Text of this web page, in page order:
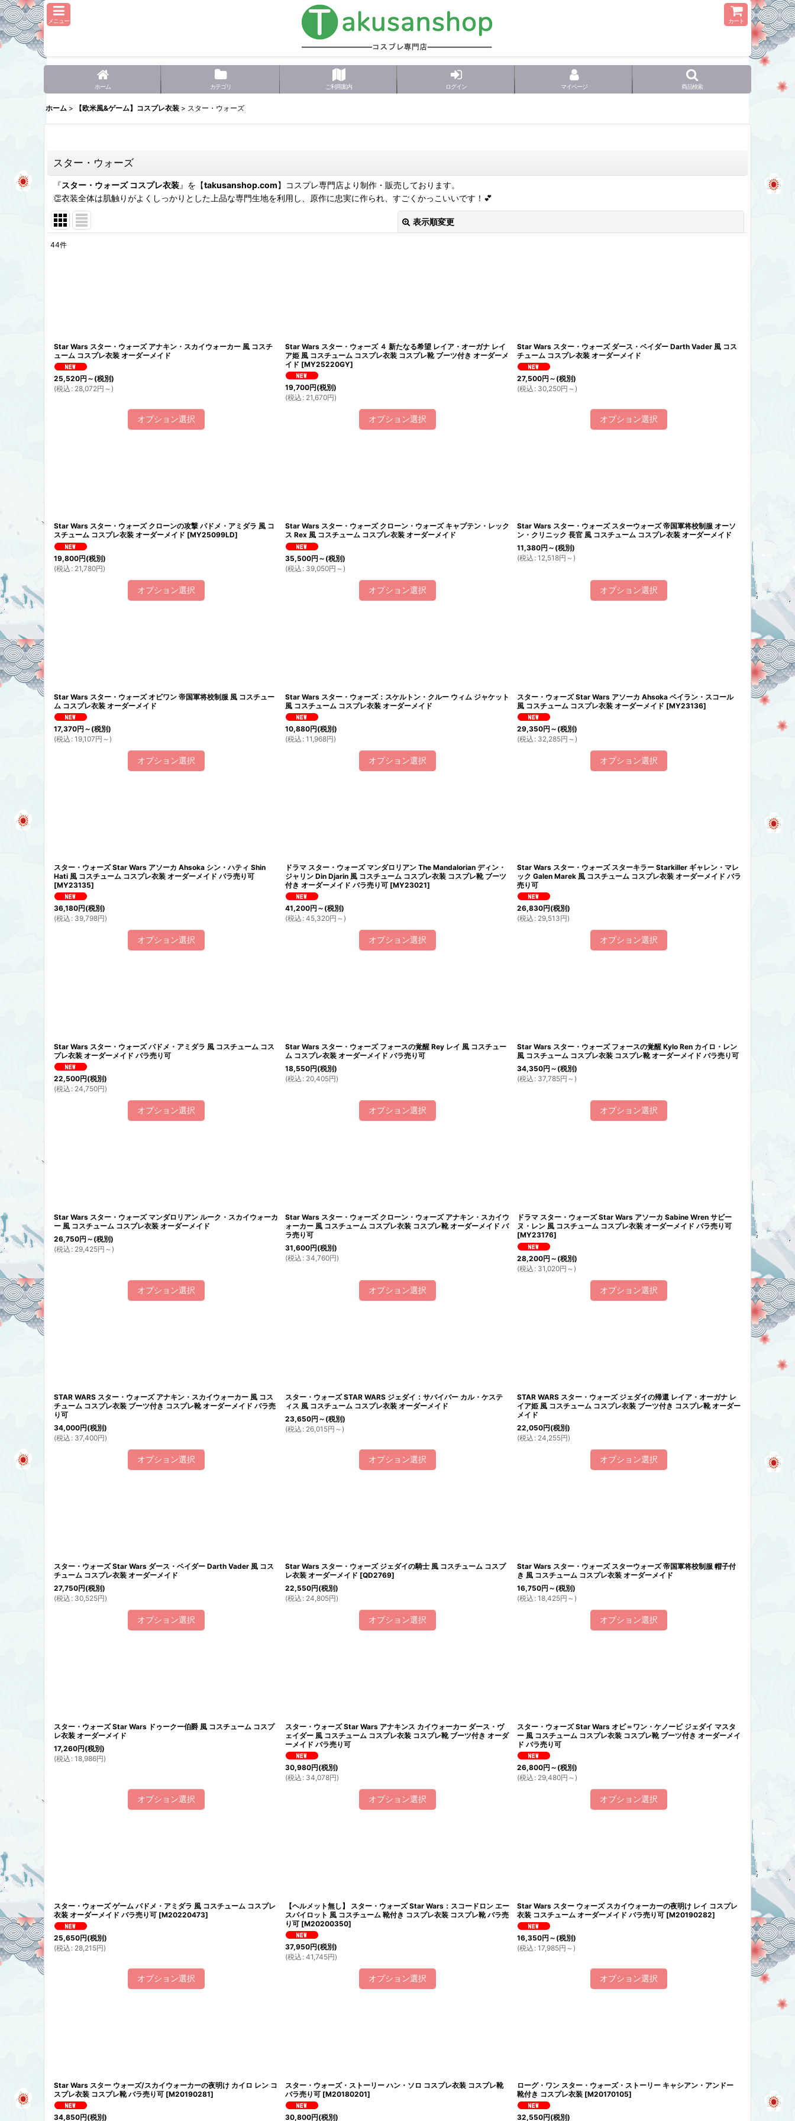
メニュー カート
ホーム カテゴリ ご利用案内 ログイン マイページ 商品検索
ホーム > 【欧米風&ゲーム】コスプレ衣装 > スター・ウォーズ
スター・ウォーズ
『スター・ウォーズ コスプレ衣装』を【takusanshop.com】コスプレ専門店より制作・販売しております。
👏衣装全体は肌触りがよくしっかりとした上品な専門生地を利用し、原作に忠実に作られ、すごくかっこいいです！💕
表示順変更
44件
Star Wars スター・ウォーズ アナキン・スカイウォーカー 風 コスチ
ューム コスプレ衣装 オーダーメイド
25,520円 ～ (税別)
(税込 : 28,072円 ～)
オプション選択
Star Wars スター・ウォーズ ４ 新たなる希望 レイア・オーガナ レイ
ア姫 風 コスチューム コスプレ衣装 コスプレ靴 ブーツ付き オーダーメ
イド [MY25220GY]
19,700円(税別)
(税込 : 21,670円)
オプション選択
Star Wars スター・ウォーズ ダース・ベイダー Darth Vader 風 コス
チューム コスプレ衣装 オーダーメイド
27,500円 ～ (税別)
(税込 : 30,250円 ～)
オプション選択
Star Wars スター・ウォーズ クローンの攻撃 パドメ・アミダラ 風 コ
スチューム コスプレ衣装 オーダーメイド [MY25099LD]
19,800円(税別)
(税込 : 21,780円)
オプション選択
Star Wars スター・ウォーズ クローン・ウォーズ キャプテン・レック
ス Rex 風 コスチューム コスプレ衣装 オーダーメイド
35,500円 ～ (税別)
(税込 : 39,050円 ～)
オプション選択
Star Wars スター・ウォーズ スターウォーズ 帝国軍将校制服 オーソ
ン・クリニック 長官 風 コスチューム コスプレ衣装 オーダーメイド
11,380円 ～ (税別)
(税込 : 12,518円 ～)
オプション選択
Star Wars スター・ウォーズ オビワン 帝国軍将校制服 風 コスチュー
ム コスプレ衣装 オーダーメイド
17,370円 ～ (税別)
(税込 : 19,107円 ～)
オプション選択
Star Wars スター・ウォーズ：スケルトン・クルー ウィム ジャケット
風 コスチューム コスプレ衣装 オーダーメイド
10,880円(税別)
(税込 : 11,968円)
オプション選択
スター・ウォーズ Star Wars アソーカ Ahsoka ベイラン・スコール
風 コスチューム コスプレ衣装 オーダーメイド [MY23136]
29,350円 ～ (税別)
(税込 : 32,285円 ～)
オプション選択
スター・ウォーズ Star Wars アソーカ Ahsoka シン・ハティ Shin
Hati 風 コスチューム コスプレ衣装 オーダーメイド バラ売り可
[MY23135]
36,180円(税別)
(税込 : 39,798円)
オプション選択
ドラマ スター・ウォーズ マンダロリアン The Mandalorian ディン・
ジャリン Din Djarin 風 コスチューム コスプレ衣装 コスプレ靴 ブーツ
付き オーダーメイド バラ売り可 [MY23021]
41,200円 ～ (税別)
(税込 : 45,320円 ～)
オプション選択
Star Wars スター・ウォーズ スターキラー Starkiller ギャレン・マレ
ック Galen Marek 風 コスチューム コスプレ衣装 オーダーメイド バラ
売り可
26,830円(税別)
(税込 : 29,513円)
オプション選択
Star Wars スター・ウォーズ パドメ・アミダラ 風 コスチューム コス
プレ衣装 オーダーメイド バラ売り可
22,500円(税別)
(税込 : 24,750円)
オプション選択
Star Wars スター・ウォーズ フォースの覚醒 Rey レイ 風 コスチュー
ム コスプレ衣装 オーダーメイド バラ売り可
18,550円(税別)
(税込 : 20,405円)
オプション選択
Star Wars スター・ウォーズ フォースの覚醒 Kylo Ren カイロ・レン
風 コスチューム コスプレ衣装 コスプレ靴 オーダーメイド バラ売り可
34,350円 ～ (税別)
(税込 : 37,785円 ～)
オプション選択
Star Wars スター・ウォーズ マンダロリアン ルーク・スカイウォーカ
ー 風 コスチューム コスプレ衣装 オーダーメイド
26,750円 ～ (税別)
(税込 : 29,425円 ～)
オプション選択
Star Wars スター・ウォーズ クローン・ウォーズ アナキン・スカイウ
ォーカー 風 コスチューム コスプレ衣装 コスプレ靴 オーダーメイド バ
ラ売り可
31,600円(税別)
(税込 : 34,760円)
オプション選択
ドラマ スター・ウォーズ Star Wars アソーカ Sabine Wren サビー
ヌ・レン 風 コスチューム コスプレ衣装 オーダーメイド バラ売り可
[MY23176]
28,200円 ～ (税別)
(税込 : 31,020円 ～)
オプション選択
STAR WARS スター・ウォーズ アナキン・スカイウォーカー 風 コス
チューム コスプレ衣装 ブーツ付き コスプレ靴 オーダーメイド バラ売
り可
34,000円(税別)
(税込 : 37,400円)
オプション選択
スター・ウォーズ STAR WARS ジェダイ：サバイバー カル・ケステ
ィス 風 コスチューム コスプレ衣装 オーダーメイド
23,650円 ～ (税別)
(税込 : 26,015円 ～)
オプション選択
STAR WARS スター・ウォーズ ジェダイの帰還 レイア・オーガナ レ
イア姫 風 コスチューム コスプレ衣装 ブーツ付き コスプレ靴 オーダー
メイド
22,050円(税別)
(税込 : 24,255円)
オプション選択
スター・ウォーズ Star Wars ダース・ベイダー Darth Vader 風 コス
チューム コスプレ衣装 オーダーメイド
27,750円(税別)
(税込 : 30,525円)
オプション選択
Star Wars スター・ウォーズ ジェダイの騎士 風 コスチューム コスプ
レ衣装 オーダーメイド [QD2769]
22,550円(税別)
(税込 : 24,805円)
オプション選択
Star Wars スター・ウォーズ スターウォーズ 帝国軍将校制服 帽子付
き 風 コスチューム コスプレ衣装 オーダーメイド
16,750円 ～ (税別)
(税込 : 18,425円 ～)
オプション選択
スター・ウォーズ Star Wars ドゥークー伯爵 風 コスチューム コスプ
レ衣装 オーダーメイド
17,260円(税別)
(税込 : 18,986円)
オプション選択
スター・ウォーズ Star Wars アナキンス カイウォーカー ダース・ヴ
ェイダー 風 コスチューム コスプレ衣装 コスプレ靴 ブーツ付き オーダ
ーメイド バラ売り可
30,980円(税別)
(税込 : 34,078円)
オプション選択
スター・ウォーズ Star Wars オビ＝ワン・ケノービ ジェダイ マスタ
ー 風 コスチューム コスプレ衣装 コスプレ靴 ブーツ付き オーダーメイ
ド バラ売り可
26,800円 ～ (税別)
(税込 : 29,480円 ～)
オプション選択
スター・ウォーズ ゲーム パドメ・アミダラ 風 コスチューム コスプレ
衣装 オーダーメイド バラ売り可 [M20220473]
25,650円(税別)
(税込 : 28,215円)
オプション選択
【ヘルメット無し】 スター・ウォーズ Star Wars：スコードロン エー
スパイロット 風 コスチューム 靴付き コスプレ衣装 コスプレ靴 バラ売
り可 [M20200350]
37,950円(税別)
(税込 : 41,745円)
オプション選択
Star Wars スター ウォーズ スカイウォーカーの夜明け レイ コスプレ
衣装 コスチューム オーダーメイド バラ売り可 [M20190282]
16,350円 ～ (税別)
(税込 : 17,985円 ～)
オプション選択
Star Wars スター ウォーズ/スカイウォーカーの夜明け カイロ レン コ
スプレ衣装 コスプレ靴 バラ売り可 [M20190281]
34,850円(税別)
スター・ウォーズ・ストーリー ハン・ソロ コスプレ衣装 コスプレ靴
バラ売り可 [M20180201]
30,800円(税別)
ローグ・ワン スター・ウォーズ・ストーリー キャシアン・アンドー
靴付き コスプレ衣装 [M20170105]
32,550円(税別)